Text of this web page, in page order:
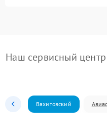
Наш сервисный
Вахитовский